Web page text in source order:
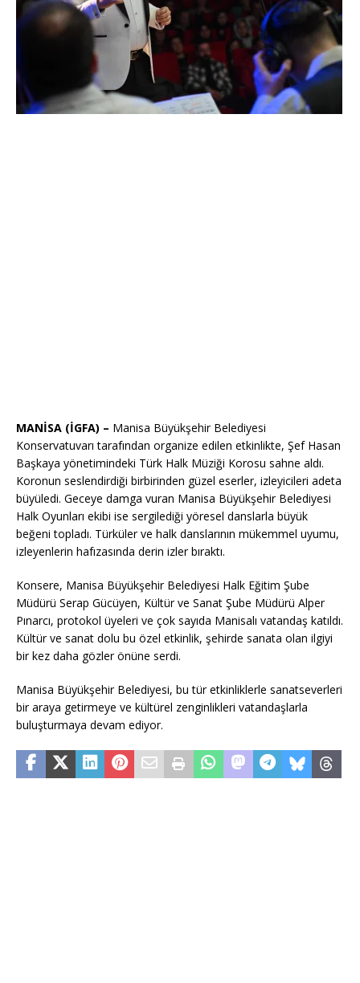
MANİSA (İGFA) – Manisa Büyükşehir Belediyesi
Konservatuvarı tarafından organize edilen etkinlikte, Şef Hasan
Başkaya yönetimindeki Türk Halk Müziği Korosu sahne aldı.
Koronun seslendirdiği birbirinden güzel eserler, izleyicileri adeta
büyüledi. Geceye damga vuran Manisa Büyükşehir Belediyesi
Halk Oyunları ekibi ise sergilediği yöresel danslarla büyük
beğeni topladı. Türküler ve halk danslarının mükemmel uyumu,
izleyenlerin hafızasında derin izler bıraktı.
Konsere, Manisa Büyükşehir Belediyesi Halk Eğitim Şube
Müdürü Serap Gücüyen, Kültür ve Sanat Şube Müdürü Alper
Pınarcı, protokol üyeleri ve çok sayıda Manisalı vatandaş katıldı.
Kültür ve sanat dolu bu özel etkinlik, şehirde sanata olan ilgiyi
bir kez daha gözler önüne serdi.
Manisa Büyükşehir Belediyesi, bu tür etkinliklerle sanatseverleri
bir araya getirmeye ve kültürel zenginlikleri vatandaşlarla
buluşturmaya devam ediyor.